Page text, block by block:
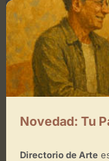
enero 5, 2026
Novedad: Tu
Directorio de Arte